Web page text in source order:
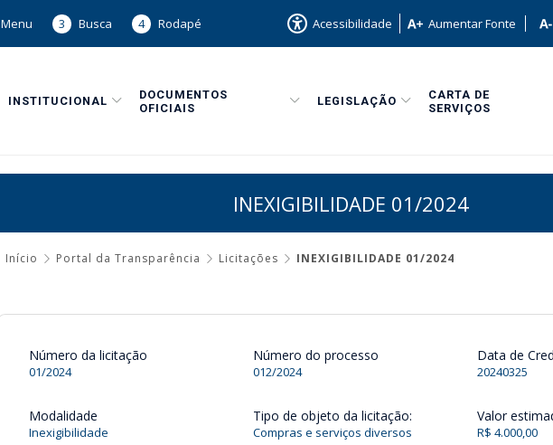
Menu 3 Busca 4 Rodapé Acessibilidade Aumentar Fonte
INSTITUCIONAL
DOCUMENTOS
OFICIAIS
LEGISLAÇÃO
CARTA DE
SERVIÇOS
INEXIGIBILIDADE 01/2024
Início Portal da Transparência Licitações INEXIGIBILIDADE 01/2024
Número da licitação
01/2024
Número do processo
012/2024
Data de
20240325
Modalidade
Inexigibilidade
Tipo de objeto da licitação:
Compras e serviços diversos
Valor
R$ 4.000,00